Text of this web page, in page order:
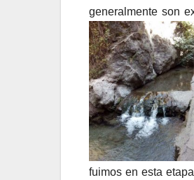
generalmente son
fuimos en esta